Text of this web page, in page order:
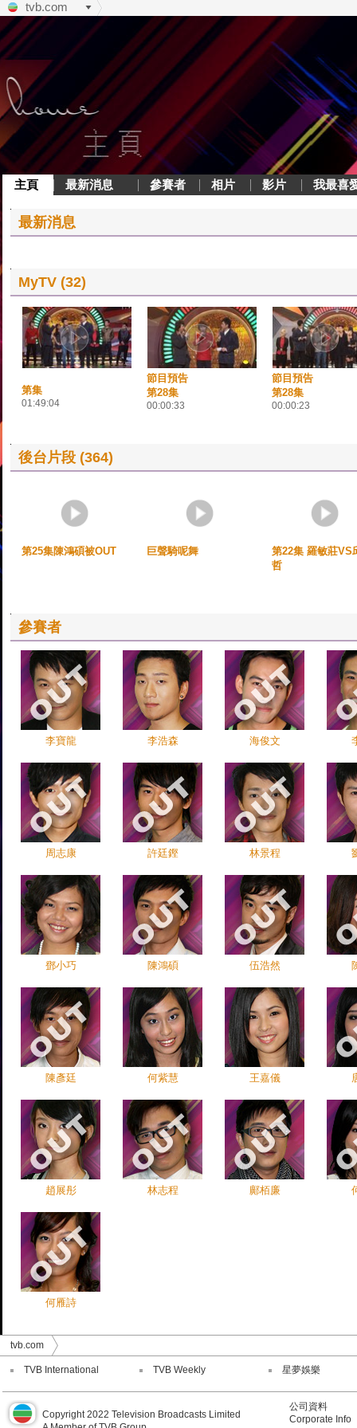
tvb.com
主頁 最新消息 參賽者 相片 影片 我最喜
最新消息
MyTV (32)
第集
01:49:04
節目預告
第28集
00:00:33
節目預告
第28集
00:00:23
後台片段 (364)
第25集陳鴻碩被OUT 巨聲騎呢舞
第22集 羅敏莊VS
哲
參賽者
李寶龍 李浩森 海俊文
周志康 許廷鏗 林景程
鄧小巧 陳鴻碩 伍浩然
陳彥廷 何紫慧 王嘉儀
趙展彤 林志程 鄺栢廉
何雁詩
tvb.com
TVB International TVB Weekly 星夢娛樂
Copyright 2022 Television Broadcasts Limited
公司資料
Corporate Info